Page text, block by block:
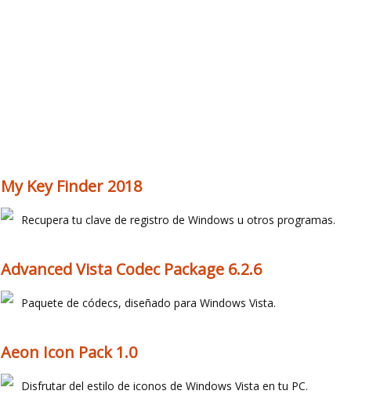
My Key Finder 2018
Recupera tu clave de registro de Windows u otros programas.
Advanced Vista Codec Package 6.2.6
Paquete de códecs, diseñado para Windows Vista.
Aeon Icon Pack 1.0
Disfrutar del estilo de iconos de Windows Vista en tu PC.